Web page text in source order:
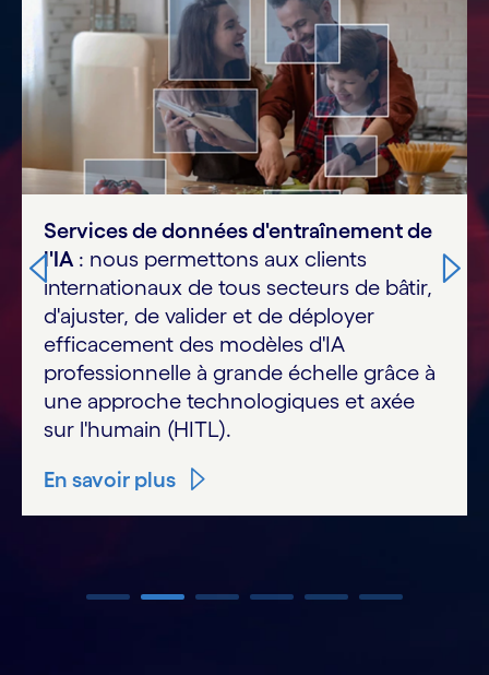
Venbrook et Cognizant s'associent pour
moderniser le traitement des
réclamations: cette collaboration inclut
des services de traitement des
réclamations ainsi qu'une solution
agentique cocréée d'administrateur tiers
piloté par IA dédiée au cycle de vie des
réclamations IARD.
En savoir plus